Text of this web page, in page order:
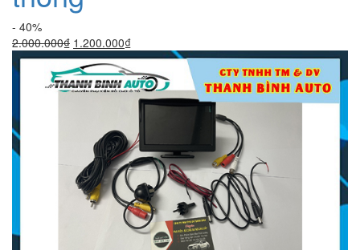
- 40%
2.000.000₫ Giá
gốc
là:
2.000.000₫.
1.200.000₫Giá
hiện
tại
là:
1.200.000₫.